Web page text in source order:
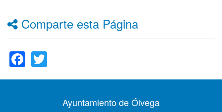
Comparte esta Página
Facebook
Ayuntamiento de Ólvega